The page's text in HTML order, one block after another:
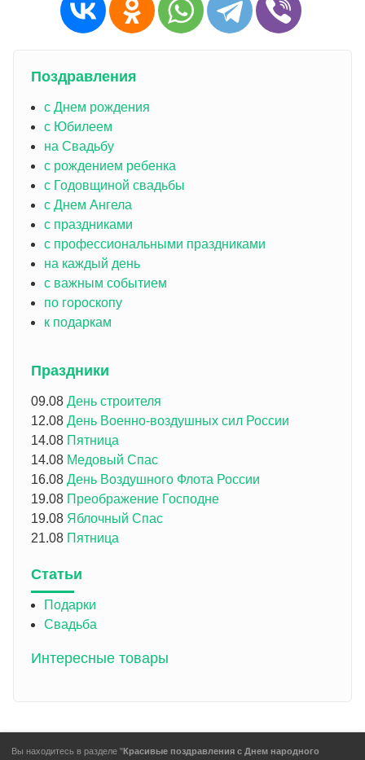
Поздравления
с Днем рождения
с Юбилеем
на Свадьбу
с рождением ребенка
с Годовщиной свадьбы
с Днем Ангела
с праздниками
с профессиональными праздниками
на каждый день
с важным событием
по гороскопу
к подаркам
Праздники
09.08 День строителя
12.08 День Военно-воздушных сил России
14.08 Пятница
14.08 Медовый Спас
16.08 День Воздушного Флота России
19.08 Преображение Господне
19.08 Яблочный Спас
21.08 Пятница
Статьи
Подарки
Свадьба
Интересные товары
Вы находитесь в разделе "Красивые поздравления с Днем народного